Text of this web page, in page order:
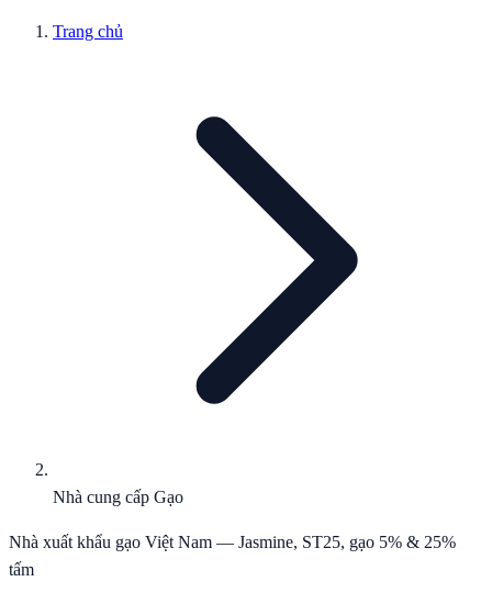
Trang chủ
Nhà cung cấp Gạo
Nhà xuất khẩu gạo Việt Nam — Jasmine, ST25, gạo 5% & 25%
tấm